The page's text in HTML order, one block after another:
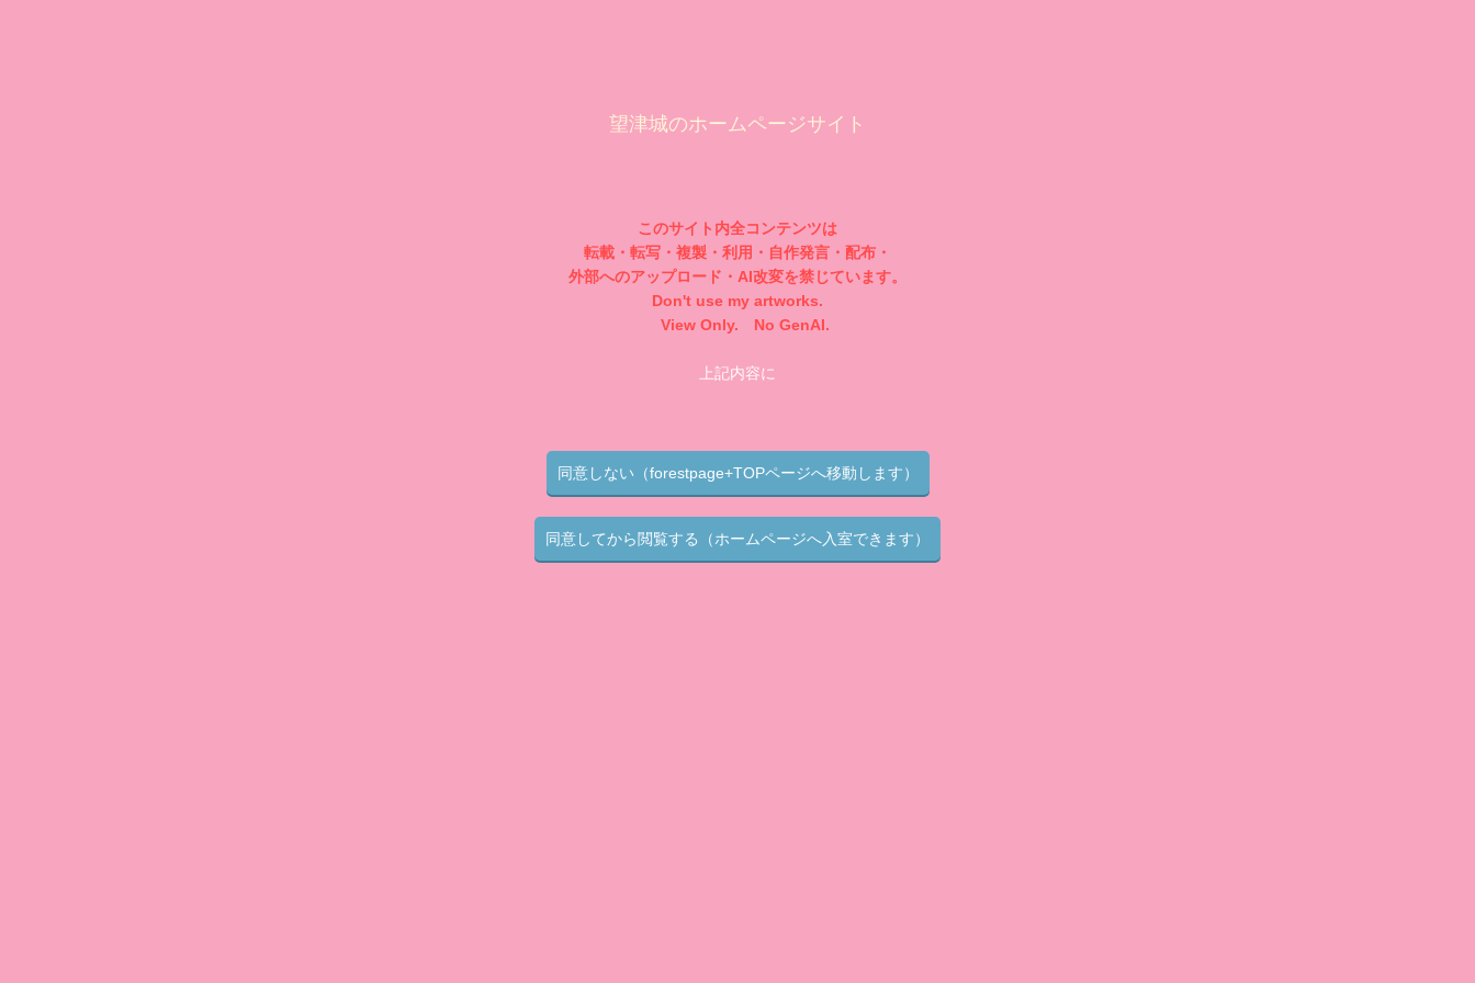
望津城のホームページサイト
このサイト内全コンテンツは
転載・転写・複製・利用・自作発言・配布・
外部へのアップロード・AI改変を禁じています。
Don't use my artworks.
View Only. No GenAI.
上記内容に
同意しない（forestpage+TOPページへ移動します）
同意してから閲覧する（ホームページへ入室できます）